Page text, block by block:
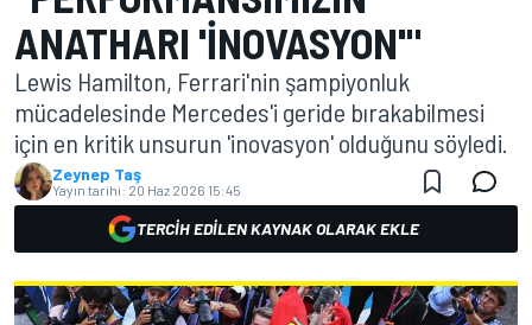
ANATHARI 'INOVASYON'"
Lewis Hamilton, Ferrari'nin şampiyonluk
mücadelesinde Mercedes'i geride bırakabilmesi
için en kritik unsurun 'inovasyon' olduğunu söyledi.
Zeynep Taş
Yayın tarihi: 20 Haz 2026 15:45
TERCIH EDILEN KAYNAK OLARAK EKLE